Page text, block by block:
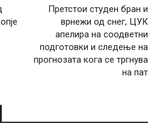
Претстои студен бран и
врнежи од снег, ЦУК
апелира на соодветни
подготовки и следење на
прогнозата кога се тргнува
на пат